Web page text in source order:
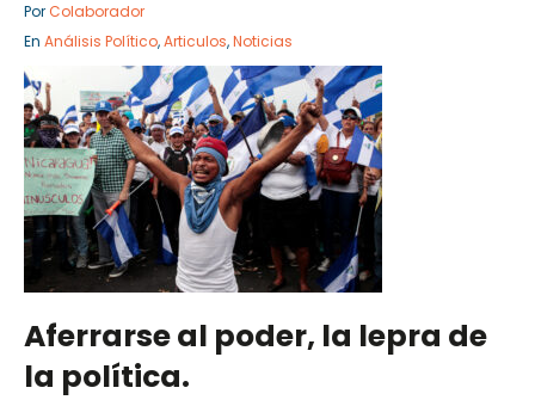
Sector Público
Servicios
Por Colaborador
En Análisis Político,Articulos,Noticias
Aferrarse al poder, la lepra de
la política.